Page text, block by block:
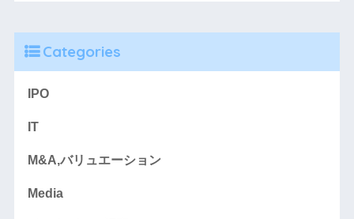
Categories
IPO
IT
M&A,バリュエーション
Media